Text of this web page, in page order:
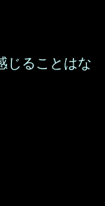
じることはな